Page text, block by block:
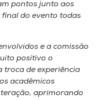
pontos junto aos
do evento todas
e a comissão
positivo o
troca de experiência
acadêmicos
aprimorando